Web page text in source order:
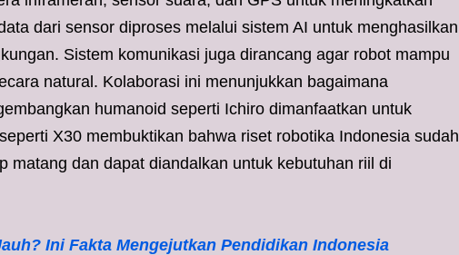
dari sensor diproses melalui sistem AI untuk menghasilkan
Sistem komunikasi juga dirancang agar robot mampu
natural. Kolaborasi ini menunjukkan bagaimana
humanoid seperti Ichiro dimanfaatkan untuk
X30 membuktikan bahwa riset robotika Indonesia sudah
matang dan dapat diandalkan untuk kebutuhan riil di
Ini Fakta Mengejutkan Pendidikan Indonesia